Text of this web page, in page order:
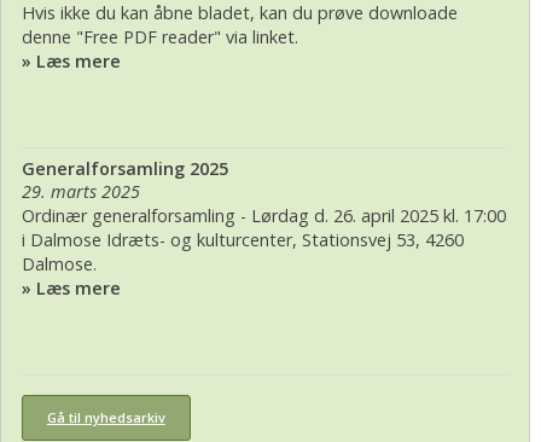
Hvis ikke du kan åbne bladet, kan du prøve downloade
denne "Free PDF reader" via linket.
» Læs mere
Generalforsamling 2025
29. marts 2025
Ordinær generalforsamling - Lørdag d. 26. april 2025 kl. 17:00
i Dalmose Idræts- og kulturcenter, Stationsvej 53, 4260
Dalmose.
» Læs mere
Gå til nyhedsarkiv